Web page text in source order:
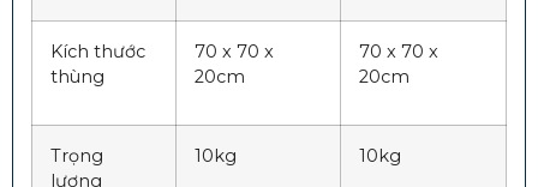
Kích thước
thùng
70 x 70 x
20cm
70 x 70 x
20cm
Trọng
lượng
10kg 10kg